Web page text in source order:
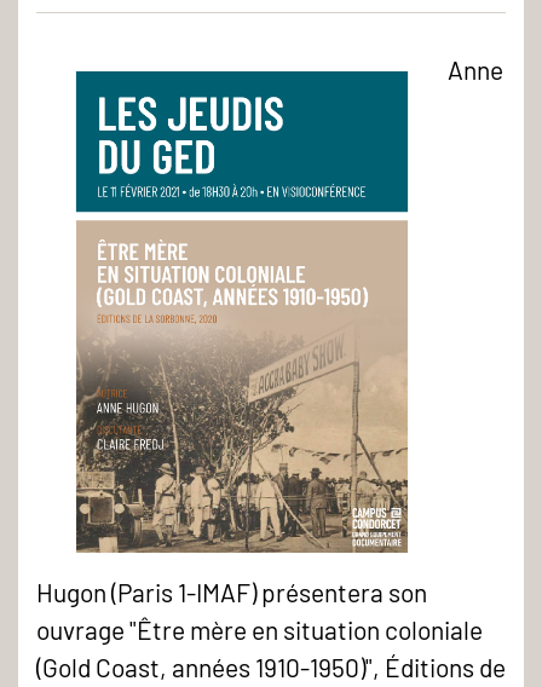
Jeudis
du
GED
Anne
Hugon (Paris 1-IMAF) présentera son
ouvrage "Être mère en situation coloniale
(Gold Coast, années 1910-1950)", Éditions de